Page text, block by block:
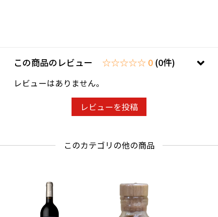
派ワイン。野生酵母で発酵、醸造中はSO2の添加
や補糖はせず、清澄やろ過は行わないワイン造
り。シュタイナーに傾倒し、52才でワインの世
界に転身、60代でドメーヌを興した異色の生産
ルが2009年にサン・トーバンに興したドメー
52歳でワインの世界に転身。ボーヌとディジョ
ンの学校で学んだ後、数々の生産者の下で経験
を積み、畑を取得して自身のドメーヌを興しま
この商品のレビュー ☆☆☆☆☆ 0 (0件)
レビューはありません。
レビューを投稿
このカテゴリの他の商品